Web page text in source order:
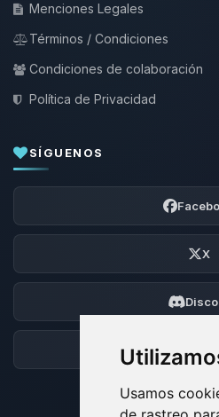
Usamos
Menciones Legales
Términos / Condiciones
Condiciones de colaboración
Política de Privacidad
SÍGUENOS
X
Foro